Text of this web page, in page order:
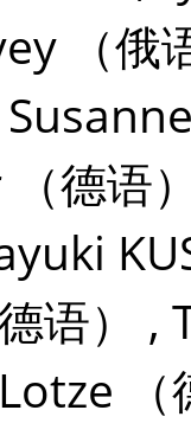
（俄
（德语
德语） ,